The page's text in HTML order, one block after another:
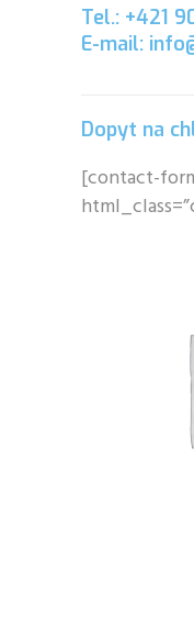
Tel.: +421
E-mail:
Dopyt na
[contact-